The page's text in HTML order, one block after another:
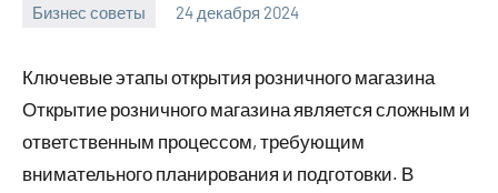
Бизнес советы 24 декабря 2024
Ключевые этапы открытия розничного магазина
Открытие розничного магазина является сложным и
ответственным процессом, требующим
внимательного планирования и подготовки. В